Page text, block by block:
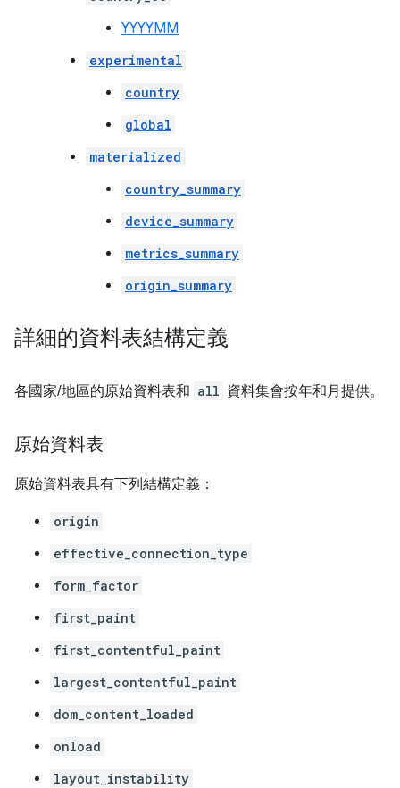
YYYYMM
experimental
country
global
materialized
country_summary
device_summary
metrics_summary
origin_summary
詳細的資料表結構定義
各國家/地區的原始資料表和 all 資料集會按年和月提供。
原始資料表
原始資料表具有下列結構定義：
origin
effective_connection_type
form_factor
first_paint
first_contentful_paint
largest_contentful_paint
dom_content_loaded
onload
layout_instability